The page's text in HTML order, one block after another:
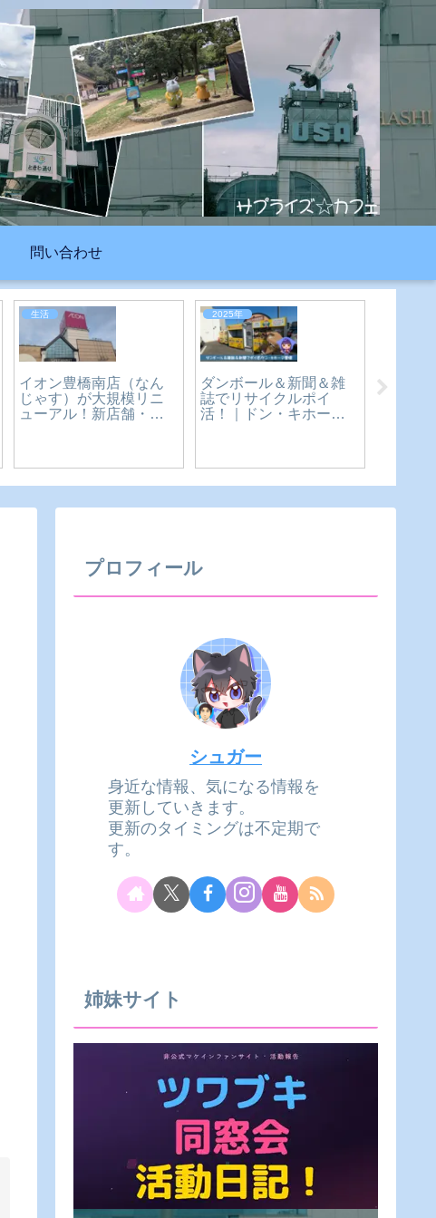
問い合わせ
2026年
カレースタンド スパ
2023年
中華料理 ラーメン 新珠
プロフィール
シュガー
身近な情報、気になる情報を
更新していきます。
更新のタイミングは不定期で
す。
姉妹サイト